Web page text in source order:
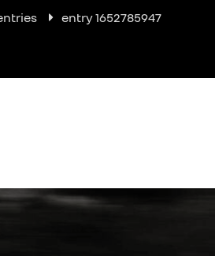
entry 1652785947